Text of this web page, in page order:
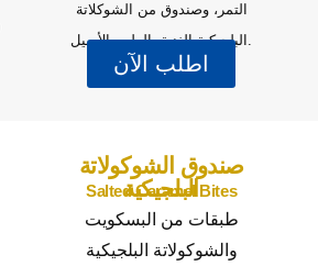
التمر، وصندوق من الشوكلاتة
البلجيكية الغنية بالطعم الأصيل.
اطلب الآن
صندوق الشوكولاتة
البلجيكية
Salted Caramel Bites
طبقات من البسكويت
والشوكولاتة البلجيكية